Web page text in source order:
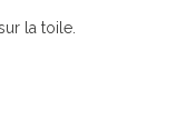
la toile.